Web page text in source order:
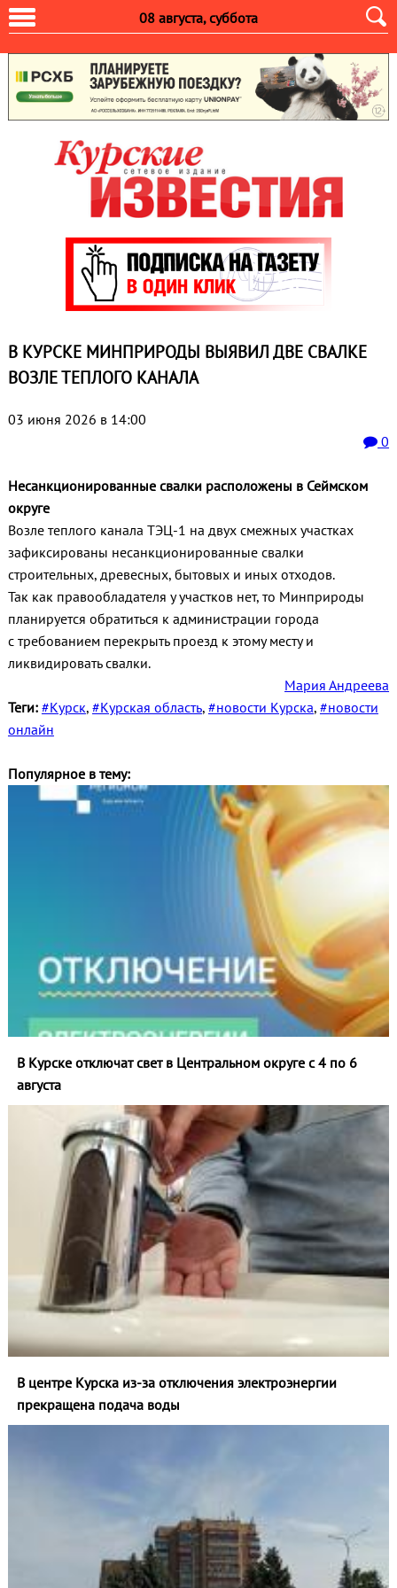
08 августа, суббота
В КУРСКЕ МИНПРИРОДЫ ВЫЯВИЛ ДВЕ СВАЛКЕ
ВОЗЛЕ ТЕПЛОГО КАНАЛА
03 июня 2026 в 14:00
0
Несанкционированные свалки расположены в Сеймском
округе
Возле теплого канала ТЭЦ-1 на двух смежных участках
зафиксированы несанкционированные свалки
строительных, древесных, бытовых и иных отходов.
Так как правообладателя у участков нет, то Минприроды
планируется обратиться к администрации города
с требованием перекрыть проезд к этому месту и
ликвидировать свалки.
Мария Андреева
Теги: #Курск, #Курская область, #новости Курска, #новости
онлайн
Популярное в тему:
В Курске отключат свет в Центральном округе с 4 по 6
августа
В центре Курска из‑за отключения электроэнергии
прекращена подача воды